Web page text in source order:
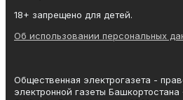
18+ запрещено для детей.
Об использовании персональных
Общественная электрогазета -
электронной газеты